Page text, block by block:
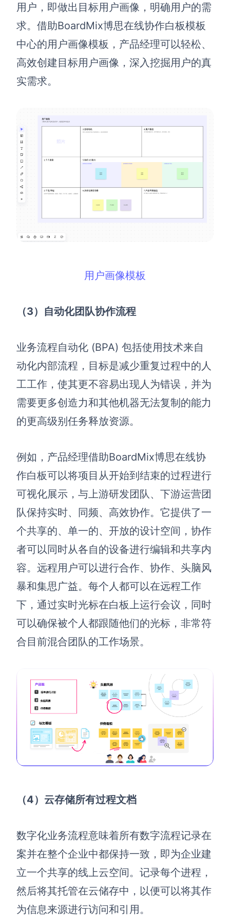
用户，即做出目标用户画像，明确用户的需
求。借助BoardMix博思在线协作白板模板
中心的用户画像模板，产品经理可以轻松、
高效创建目标用户画像，深入挖掘用户的真
实需求。
用户画像模板
（3）自动化团队协作流程
业务流程自动化 (BPA) 包括使用技术来自
动化内部流程，目标是减少重复过程中的人
工工作，使其更不容易出现人为错误，并为
需要更多创造力和其他机器无法复制的能力
的更高级别任务释放资源。
例如，产品经理借助BoardMix博思在线协
作白板可以将项目从开始到结束的过程进行
可视化展示，与上游研发团队、下游运营团
队保持实时、同频、高效协作。它提供了一
个共享的、单一的、开放的设计空间，协作
者可以同时从各自的设备进行编辑和共享内
容。远程用户可以进行合作、协作、头脑风
暴和集思广益。每个人都可以在远程工作
下，通过实时光标在白板上运行会议，同时
可以确保被个人都跟随他们的光标，非常符
合目前混合团队的工作场景。
（4）云存储所有过程文档
数字化业务流程意味着所有数字流程记录在
案并在整个企业中都保持一致，即为企业建
立一个共享的线上云空间。记录每个进程，
然后将其托管在云储存中，以便可以将其作
为信息来源进行访问和引用。